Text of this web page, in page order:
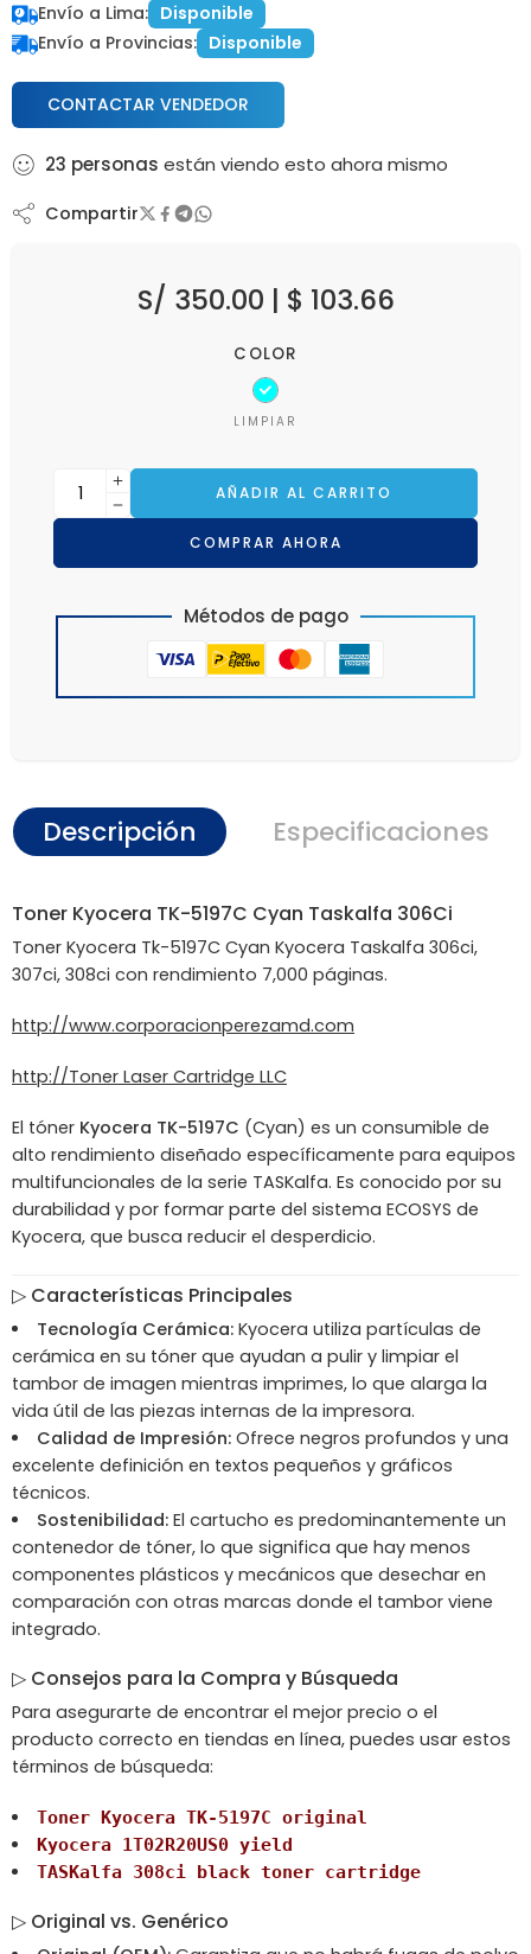
Envío a Lima: Disponible
Envío a Provincias: Disponible
CONTACTAR VENDEDOR
23 personas están viendo esto ahora mismo
Compartir
S/ 350.00 | $ 103.66
COLOR
LIMPIAR
AÑADIR AL CARRITO
COMPRAR AHORA
Métodos de pago
Descripción Especificaciones
Toner Kyocera TK-5197C Cyan Taskalfa 306Ci
Toner Kyocera Tk-5197C Cyan Kyocera Taskalfa 306ci,
307ci, 308ci con rendimiento 7,000 páginas.
http://www.corporacionperezamd.com
http://Toner Laser Cartridge LLC
El tóner Kyocera TK-5197C (Cyan) es un consumible de
alto rendimiento diseñado específicamente para equipos
multifuncionales de la serie TASKalfa. Es conocido por su
durabilidad y por formar parte del sistema ECOSYS de
Kyocera, que busca reducir el desperdicio.
▷ Características Principales
Tecnología Cerámica:Kyocera utiliza partículas de
cerámica en su tóner que ayudan a pulir y limpiar el
tambor de imagen mientras imprimes, lo que alarga la
vida útil de las piezas internas de la impresora.
Calidad de Impresión:Ofrece negros profundos y una
excelente definición en textos pequeños y gráficos
técnicos.
Sostenibilidad:El cartucho es predominantemente un
contenedor de tóner, lo que significa que hay menos
componentes plásticos y mecánicos que desechar en
comparación con otras marcas donde el tambor viene
integrado.
▷ Consejos para la Compra y Búsqueda
Para asegurarte de encontrar el mejor precio o el
producto correcto en tiendas en línea, puedes usar estos
términos de búsqueda:
Toner Kyocera TK-5197C original
Kyocera 1T02R20US0 yield
TASKalfa 308ci black toner cartridge
▷ Original vs. Genérico